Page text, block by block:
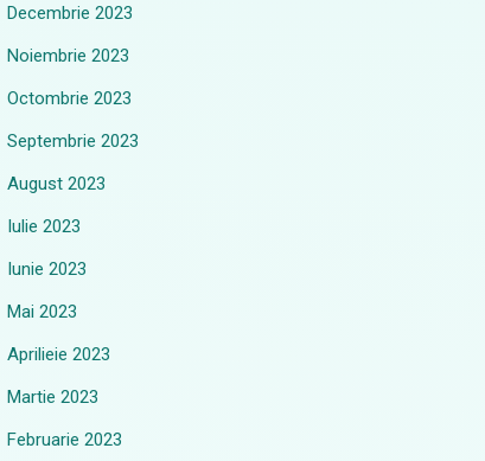
Decembrie 2023
Noiembrie 2023
Octombrie 2023
Septembrie 2023
August 2023
Iulie 2023
Iunie 2023
Mai 2023
Aprilieie 2023
Martie 2023
Februarie 2023